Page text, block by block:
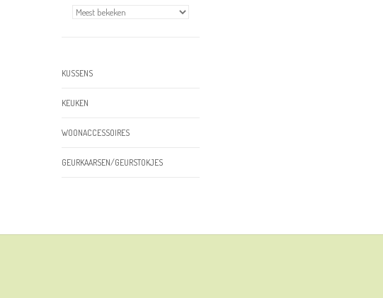
KUSSENS
KEUKEN
WOONACCESSOIRES
GEURKAARSEN/GEURSTOKJES